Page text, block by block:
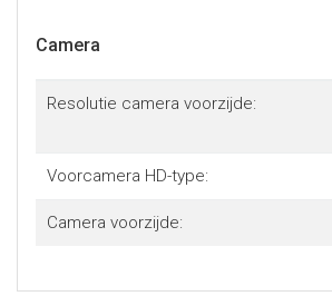
Camera
Resolutie camera voorzijde:
Voorcamera HD-type:
Camera voorzijde: